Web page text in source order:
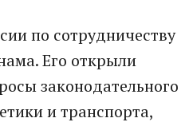
по сотрудничеству
Его открыли
законодательного
и транспорта,